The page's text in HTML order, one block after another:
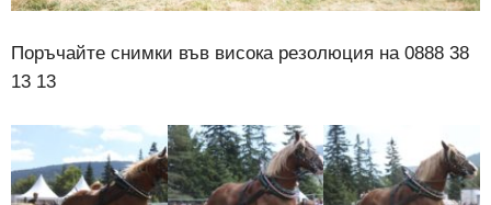
Поръчайте снимки във висока резолюция на 0888 38
13 13